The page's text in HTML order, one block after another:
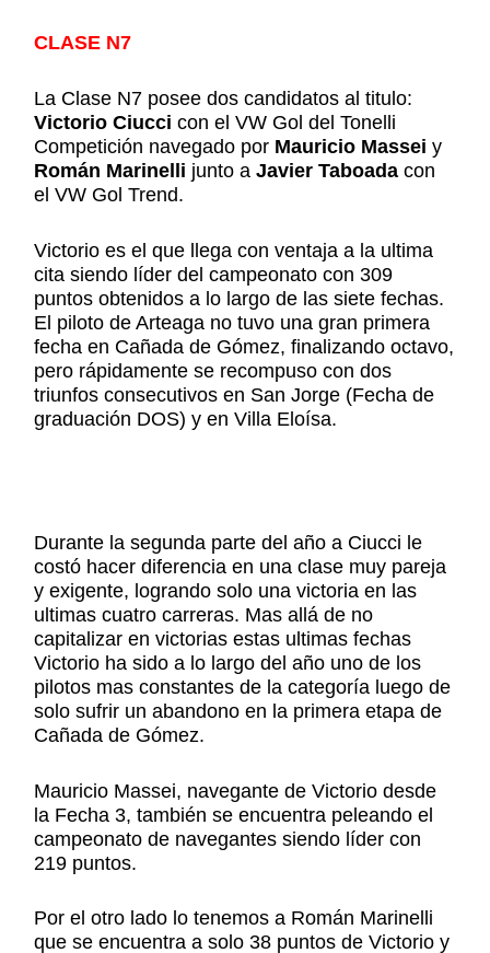
CLASE N7
La Clase N7 posee dos candidatos al titulo:
Victorio Ciucci con el VW Gol del Tonelli
Competición navegado por Mauricio Massei y
Román Marinelli junto aJavier Taboada con
el VW Gol Trend.
Victorio es el que llega con ventaja a la ultima
cita siendo líder del campeonato con 309
puntos obtenidos a lo largo de las siete fechas.
El piloto de Arteaga no tuvo una gran primera
fecha en Cañada de Gómez, finalizando octavo,
pero rápidamente se recompuso con dos
triunfos consecutivos en San Jorge (Fecha de
graduación DOS) y en Villa Eloísa.
Durante la segunda parte del año a Ciucci le
costó hacer diferencia en una clase muy pareja
y exigente, logrando solo una victoria en las
ultimas cuatro carreras. Mas allá de no
capitalizar en victorias estas ultimas fechas
Victorio ha sido a lo largo del año uno de los
pilotos mas constantes de la categoría luego de
solo sufrir un abandono en la primera etapa de
Cañada de Gómez.
Mauricio Massei, navegante de Victorio desde
la Fecha 3, también se encuentra peleando el
campeonato de navegantes siendo líder con
219 puntos.
Por el otro lado lo tenemos a Román Marinelli
que se encuentra a solo 38 puntos de Victorio y